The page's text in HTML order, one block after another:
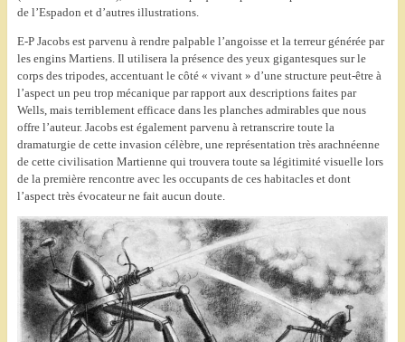
de l’Espadon et d’autres illustrations.
E-P Jacobs est parvenu à rendre palpable l’angoisse et la terreur générée par
les engins Martiens. Il utilisera la présence des yeux gigantesques sur le
corps des tripodes, accentuant le côté « vivant » d’une structure peut-être à
l’aspect un peu trop mécanique par rapport aux descriptions faites par
Wells, mais terriblement efficace dans les planches admirables que nous
offre l’auteur. Jacobs est également parvenu à retranscrire toute la
dramaturgie de cette invasion célèbre, une représentation très arachnéenne
de cette civilisation Martienne qui trouvera toute sa légitimité visuelle lors
de la première rencontre avec les occupants de ces habitacles et dont
l’aspect très évocateur ne fait aucun doute.